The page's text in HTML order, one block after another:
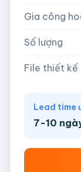
AI,
Gia công
Số lượng
File thiết kế
Lead time
7-10